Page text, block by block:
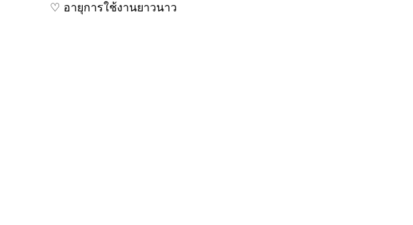
♡ อายุการใช้งานยาวนาว